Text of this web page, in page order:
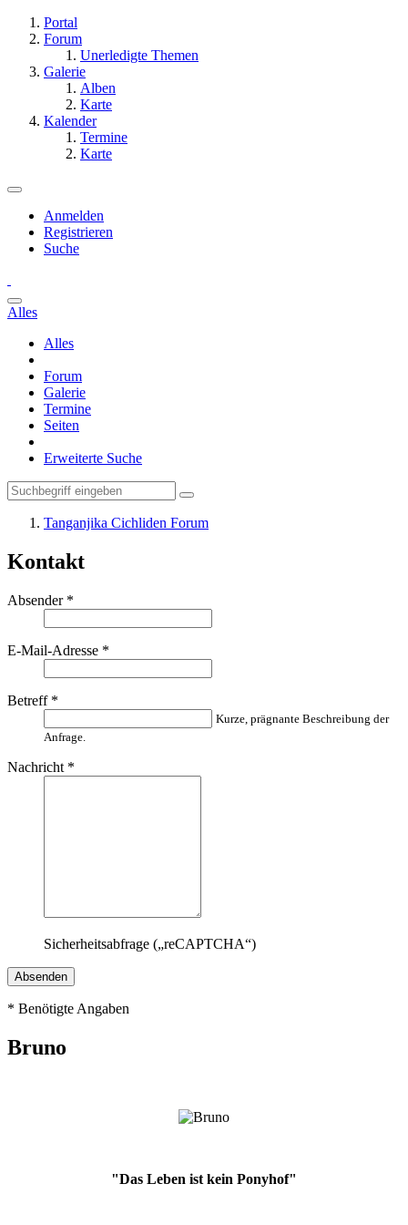
Portal
Forum
Unerledigte Themen
Galerie
Alben
Karte
Kalender
Termine
Karte
Anmelden
Registrieren
Suche
Alles
Alles
Forum
Galerie
Termine
Seiten
Erweiterte Suche
Tanganjika Cichliden Forum
Kontakt
Absender *
E-Mail-Adresse *
Betreff *
Kurze, prägnante Beschreibung der
Anfrage.
Nachricht *
Sicherheitsabfrage („reCAPTCHA“)
* Benötigte Angaben
Bruno
"Das Leben ist kein Ponyhof"